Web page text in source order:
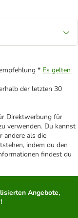
* Es gelten
der letzten 30
Direktwerbung für
verwenden. Du kannst
andere als die
indem du den
findest du
Angebote,